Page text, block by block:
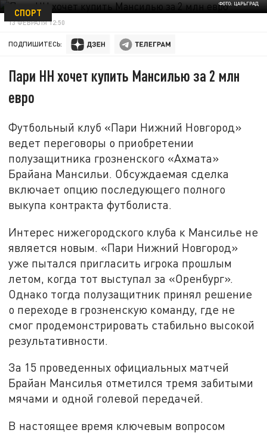
ФОТО: ЦАРЬГРАД
СПОРТ
13 ФЕВРАЛЯ 12:50
ПОДПИШИТЕСЬ:
Пари НН хочет купить Мансилью за 2 млн
евро
Футбольный клуб «Пари Нижний Новгород»
ведет переговоры о приобретении
полузащитника грозненского «Ахмата»
Брайана Мансильи. Обсуждаемая сделка
включает опцию последующего полного
выкупа контракта футболиста.
Интерес нижегородского клуба к Мансилье не
является новым. «Пари Нижний Новгород»
уже пытался пригласить игрока прошлым
летом, когда тот выступал за «Оренбург».
Однако тогда полузащитник принял решение
о переходе в грозненскую команду, где не
смог продемонстрировать стабильно высокой
результативности.
За 15 проведенных официальных матчей
Брайан Мансилья отметился тремя забитыми
мячами и одной голевой передачей.
В настоящее время ключевым вопросом